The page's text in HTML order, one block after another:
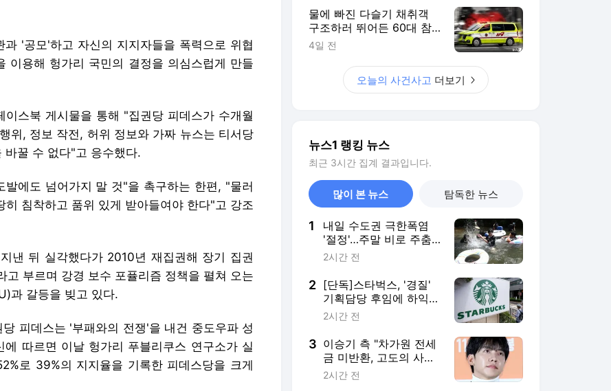
'공모'하고 자신의 지지자들을 폭력으로 위협
이용해 헝가리 국민의 결정을 의심스럽게 만들
스북 게시물을 통해 "집권당 피데스가 수개월
위, 정보 작전, 허위 정보와 가짜 뉴스는 티서당
바꿀 수 없다"고 응수했다.
에도 넘어가지 말 것"을 촉구하는 한편, "물러
침착하고 품위 있게 받아들여야 한다"고 강조
낸 뒤 실각했다가 2010년 재집권해 장기 집권
부르며 강경 보수 포퓰리즘 정책을 펼쳐 오는
과 갈등을 빚고 있다.
피데스는 '부패와의 전쟁'을 내건 중도우파 성
따르면 이날 헝가리 푸블리쿠스 연구소가 실
로 39%의 지지율을 기록한 피데스당을 크게
물에 빠진 다슬기 채취객
구조하러 뛰어든 60대 참
변…익수자는 회복
4일 전
오늘의 사건사고 더보기
뉴스1 랭킹 뉴스
최근 3시간 집계 결과입니다.
많이 본 뉴스 탐독한 뉴스
1
내일 수도권 극한폭염
'절정'…주말 비로 주춤,
다음주도 36도 '찜통'
2시간 전
2 [단독]스타벅스, '경질'
기획담당 후임에 하익성
상무…전직 임원 재영입
2시간 전
3 이승기 측 "차가원 전세
금 미반환, 고도의 사기
수법…엄벌 대응"
2시간 전